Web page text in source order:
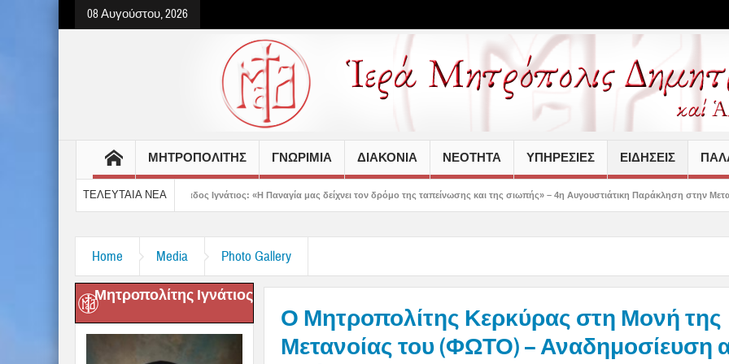
08 Αυγούστου, 2026
ΜΗΤΡΟΠΟΛΙΤΗΣ ΓΝΩΡΙΜΙΑ ΔΙΑΚΟΝΙΑ ΝΕΟΤΗΤΑ ΥΠΗΡΕΣΙΕΣ ΕΙΔΗΣΕΙΣ
ΤΕΛΕΥΤΑΙΑ ΝΕΑ
Δημητριάδος Ιγνάτιος: «Η Παναγία μας δείχνει τον δρόμο της ταπείνωσης και της σιωπής» – 4η Αυγουστιάτικη Παράκληση στην Μεταμόρφωση Βόλου
Home Media Photo Gallery
Μητροπολίτης Ιγνάτιος
Ο Μητροπολίτης Κερκύρας στη Μονή της
Μετανοίας του (ΦΩΤΟ) – Αναδημοσίευση